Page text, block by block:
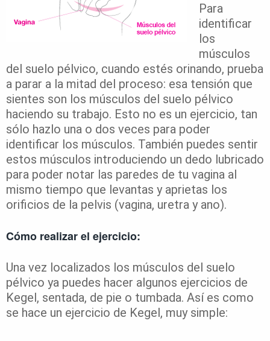
Para
identificar
los
músculos
del suelo pélvico, cuando estés orinando, prueba
a parar a la mitad del proceso: esa tensión que
sientes son los músculos del suelo pélvico
haciendo su trabajo. Esto no es un ejercicio, tan
sólo hazlo una o dos veces para poder
identificar los músculos. También puedes sentir
estos músculos introduciendo un dedo lubricado
para poder notar las paredes de tu vagina al
mismo tiempo que levantas y aprietas los
orificios de la pelvis (vagina, uretra y ano).
Cómo realizar el ejercicio:
Una vez localizados los músculos del suelo
pélvico ya puedes hacer algunos ejercicios de
Kegel, sentada, de pie o tumbada. Así es como
se hace un ejercicio de Kegel, muy simple: